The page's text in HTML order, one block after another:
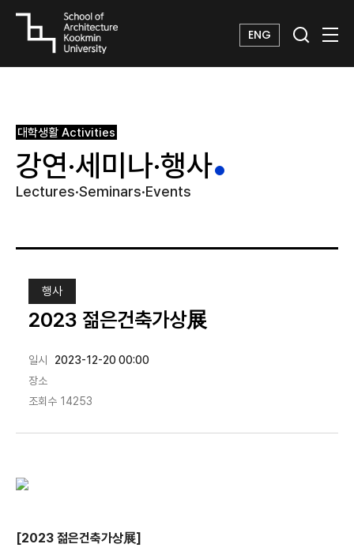
ENG
대학생활 Activities
강연·세미나·행사
Lectures·Seminars·Events
행사
2023 젊은건축가상展
일시
2023-12-20 00:00
장소
조회수 14253
[2023 젊은건축가상展]